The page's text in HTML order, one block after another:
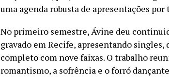
uma agenda robusta de apresentações por
No primeiro semestre, Ávine deu
gravado em Recife, apresentando singles,
completo com nove faixas. O trabalho
romantismo, a sofrência e o forró